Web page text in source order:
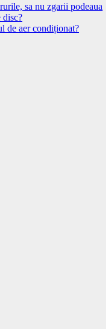
sa nu zgarii podeaua
disc?
de aer condiționat?